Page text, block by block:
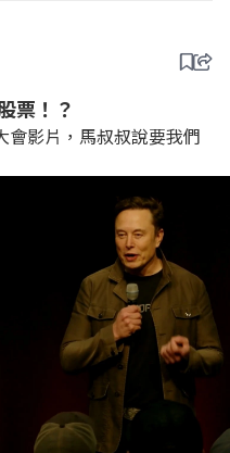
沒事就可以準備交接晚班
班。
看是很難啦，是說在鬼島
很多人工時比這長，薪水
票！？
會影片，馬叔叔說要我們
1DXxyqnNoqbxM